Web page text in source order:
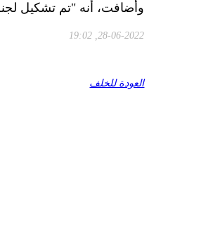
وأضافت، أنه "تم تشكيل
28-06-2022, 19:02
العودة للخلف